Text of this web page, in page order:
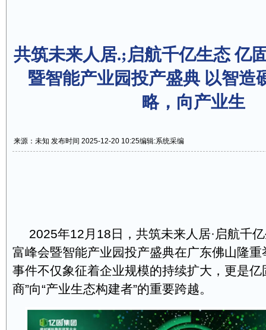
共筑未来人居.;启航千亿生态 亿
暨智能产业园投产盛典 以智造
略，向产业生
来源：未知 发布时间 2025-12-20 10:25编辑:系统采编
2025年12月18日，共筑未来人居·启航千
富峰会暨智能产业园投产盛典在广东佛山隆
事件不仅象征着企业规模的持续扩大，更是亿
商”向“产业生态构建者”的重要跨越。